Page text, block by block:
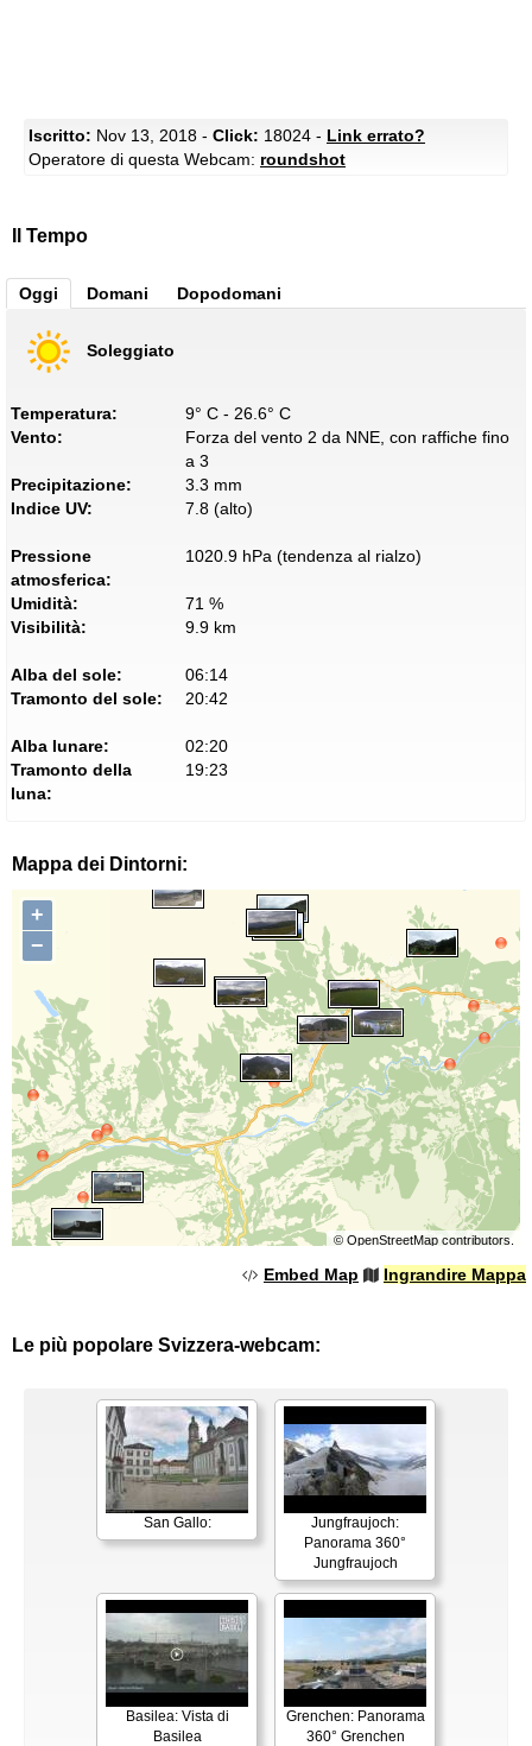
Iscritto: Nov 13, 2018 - Click: 18024 - Link errato?
Operatore di questa Webcam: roundshot
Il Tempo
Oggi Domani Dopodomani
Soleggiato
Temperatura:
9° C - 26.6° C
Vento:
Forza del vento 2 da NNE, con raffiche fino
a 3
Precipitazione:
3.3 mm
Indice UV:
7.8 (alto)
Pressione
atmosferica:
1020.9 hPa (tendenza al rialzo)
Umidità:
71 %
Visibilità:
9.9 km
Alba del sole:
06:14
Tramonto del sole:
20:42
Alba lunare:
02:20
Tramonto della
luna:
19:23
Mappa dei Dintorni:
+
−
© OpenStreetMapcontributors.
Embed Map Ingrandire Mappa
Le più popolare Svizzera-webcam:
San Gallo:
Jungfraujoch:
Panorama 360°
Jungfraujoch
Basilea: Vista di
Basilea
Grenchen: Panorama
360° Grenchen